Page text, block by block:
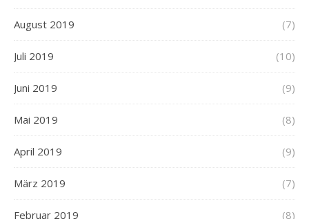
August 2019 (7)
Juli 2019 (10)
Juni 2019 (9)
Mai 2019 (8)
April 2019 (9)
März 2019 (7)
Februar 2019 (8)